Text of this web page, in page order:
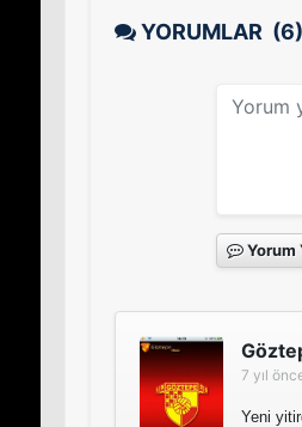
YORUMLAR (6)
Yorum
7 yıl
Yeni